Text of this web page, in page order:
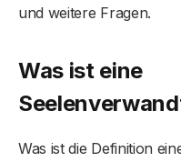
und weitere Fragen.
Was ist eine
Was ist die Definition